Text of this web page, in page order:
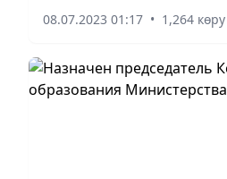
08.07.2023 01:17 • 1,264 көру